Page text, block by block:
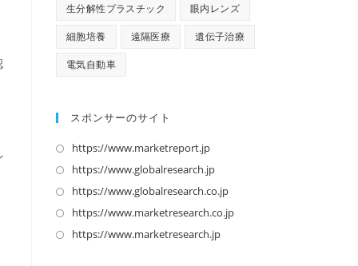
生分解性プラスチック 眼内レンズ
細胞培養 遠隔医療 遺伝子治療
電気自動車
スポンサーのサイト
https://www.marketreport.jp新
し
い
タ
ブ
https://www.globalresearch.jp新
し
い
タ
https://www.globalresearch.co.jp新
し
https://www.marketresearch.co.jp新
https://www.marketresearch.jp新